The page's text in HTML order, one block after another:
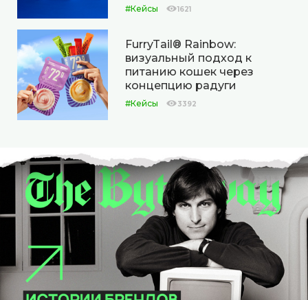
#Кейсы 1621
FurryTail® Rainbow:
визуальный подход к
питанию кошек через
концепцию радуги
#Кейсы 3392